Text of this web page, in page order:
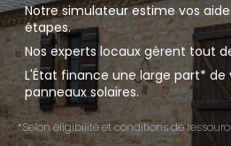
Notre simulateur estime vos
étapes.
Nos experts locaux gèrent tout
L'État finance une large part* de
panneaux solaires.
*Selon éligibilité et conditions de